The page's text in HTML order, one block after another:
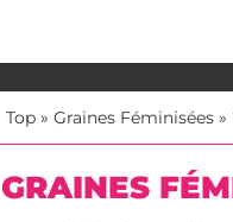
Top » Graines Féminisées »
GRAINES